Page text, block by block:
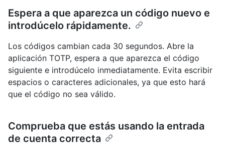
Espera a que aparezca un código nuevo e
introdúcelo rápidamente.
Los códigos cambian cada 30 segundos. Abre la
aplicación TOTP, espera a que aparezca el código
siguiente e introdúcelo inmediatamente. Evita escribir
espacios o caracteres adicionales, ya que esto hará
que el código no sea válido.
Comprueba que estás usando la entrada
de cuenta correcta